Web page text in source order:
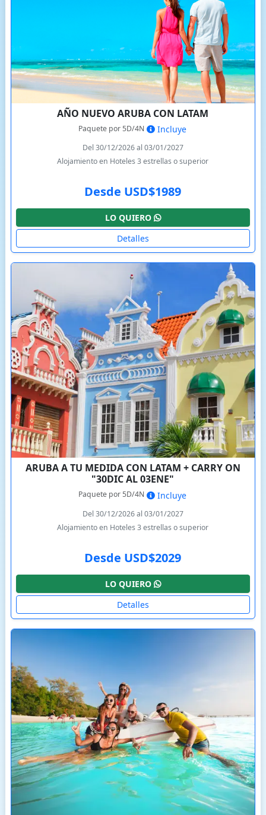
AÑO NUEVO ARUBA CON LATAM
Paquete por 5D/4N Incluye
Del 30/12/2026 al 03/01/2027
Alojamiento en Hoteles 3 estrellas o superior
Desde USD$1989
LO QUIERO
Detalles
ARUBA A TU MEDIDA CON LATAM + CARRY ON
"30DIC AL 03ENE"
Paquete por 5D/4N Incluye
Del 30/12/2026 al 03/01/2027
Alojamiento en Hoteles 3 estrellas o superior
Desde USD$2029
LO QUIERO
Detalles